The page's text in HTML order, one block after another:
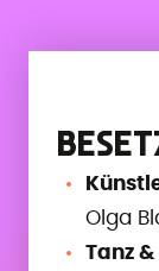
Olga
Tanz